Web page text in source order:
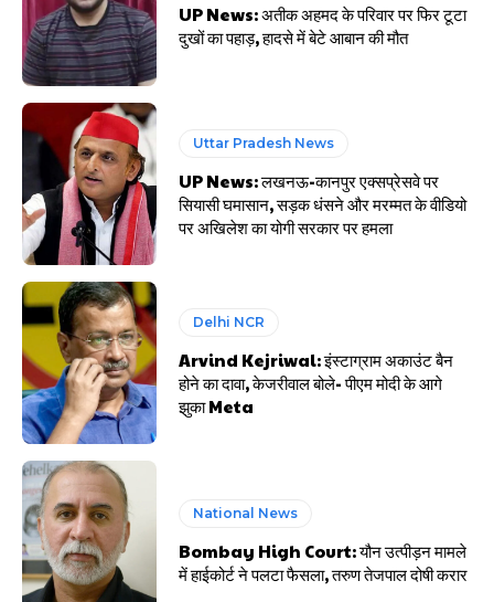
UP News: अतीक अहमद के परिवार पर फिर टूटा
दुखों का पहाड़, हादसे में बेटे आबान की मौत
Uttar Pradesh News
UP News: लखनऊ-कानपुर एक्सप्रेसवे पर
सियासी घमासान, सड़क धंसने और मरम्मत के वीडियो
पर अखिलेश का योगी सरकार पर हमला
Delhi NCR
Arvind Kejriwal: इंस्टाग्राम अकाउंट बैन
होने का दावा, केजरीवाल बोले- पीएम मोदी के आगे
झुका Meta
National News
Bombay High Court: यौन उत्पीड़न मामले
में हाईकोर्ट ने पलटा फैसला, तरुण तेजपाल दोषी करार